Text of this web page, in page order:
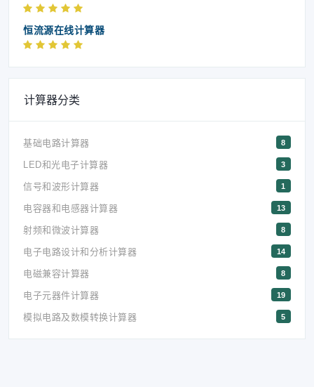
恒流源在线计算器
计算器分类
基础电路计算器 8
LED和光电子计算器 3
信号和波形计算器 1
电容器和电感器计算器 13
射频和微波计算器 8
电子电路设计和分析计算器 14
电磁兼容计算器 8
电子元器件计算器 19
模拟电路及数模转换计算器 5